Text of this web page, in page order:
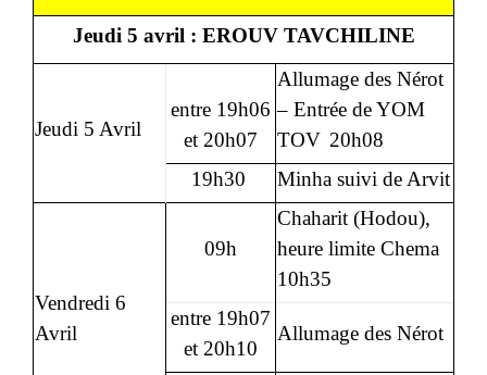
Jeudi 5 avril : EROUV TAVCHILINE
Jeudi 5 Avril
entre 19h06
et 20h07
Allumage des Nérot
– Entrée de YOM
TOV 20h08
19h30
Minha suivi de Arvit
Vendredi 6
Avril
09h
Chaharit (Hodou),
heure limite Chema
10h35
entre 19h07
et 20h10
Allumage des Nérot